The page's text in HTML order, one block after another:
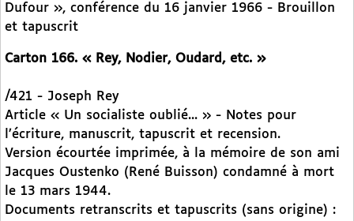
Dufour », conférence du 16 janvier 1966 - Brouillon
et tapuscrit
Carton 166. « Rey, Nodier, Oudard, etc. »
/421 - Joseph Rey
Article « Un socialiste oublié... » - Notes pour
l’écriture, manuscrit, tapuscrit et recension.
Version écourtée imprimée, à la mémoire de son ami
Jacques Oustenko (René Buisson) condamné à mort
le 13 mars 1944.
Documents retranscrits et tapuscrits (sans origine) :